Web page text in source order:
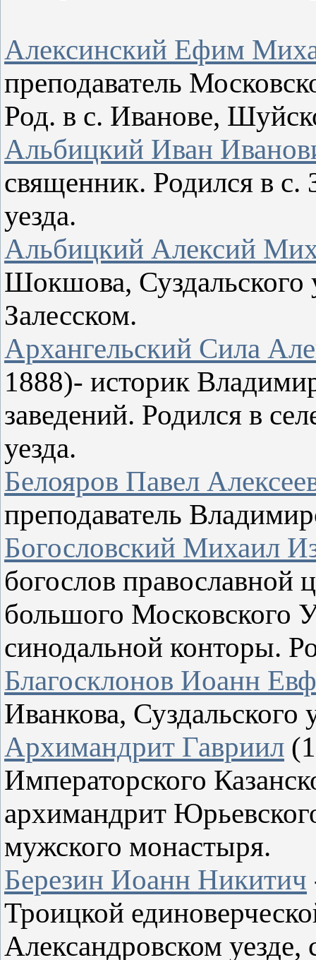
Алексинский Ефим
преподаватель
Род. в с. Иванове,
Альбицкий Иван
священник. Родился в с.
уезда.
Альбицкий Алексий
Шокшова, Суздальского
Залесском.
Архангельский Сила
1888)- историк
заведений. Родился в
уезда.
Белояров Павел
преподаватель
Богословский Михаил
богослов православной
большого Московского
синодальной конторы.
Благосклонов Иоанн
Иванкова, Суздальского
Архимандрит Гавриил
Императорского
архимандрит
мужского монастыря.
Березин Иоанн Никитич
Троицкой
Александровском уезде,